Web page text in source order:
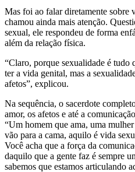
Mas foi ao falar diretamente sobre
chamou ainda mais atenção.
sexual, ele respondeu de forma
além da relação física.
“Claro, porque sexualidade é tudo
ter a vida genital, mas a
afetos”, explicou.
Na sequência, o sacerdote
amor, os afetos e até a
“Um homem que ama, uma
vão para a cama, aquilo é vida
Você acha que a força da
daquilo que a gente faz é sempre
sabemos que estamos articulando